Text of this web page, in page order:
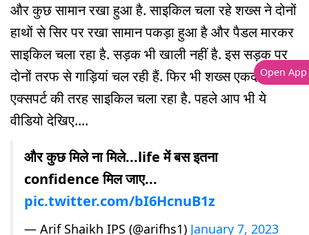
और कुछ सामान रखा हुआ है. साइकिल चला रहे शख्स ने दोनों
हाथों से सिर पर रखा सामान पकड़ा हुआ है और पैडल मारकर
साइकिल चला रहा है. सड़क भी खाली नहीं है. इस सड़क पर
दोनों तरफ से गाड़ियां चल रही हैं. फिर भी शख्स एकदम
एक्सपर्ट की तरह साइकिल चला रहा है. पहले आप भी ये
वीडियो देखिए....
और कुछ मिले ना मिले...life में बस इतना
confidence मिल जाए...
pic.twitter.com/bI6HcnuB1z
— Arif Shaikh IPS (@arifhs1) January 7, 2023
Open App